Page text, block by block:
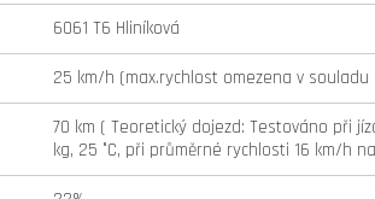
6061 T6 Hliníková
25 km/h (max.rychlost omezena v
70 km ( Teoretický dojezd: Testováno při
kg, 25 °C, při průměrné rychlosti 16 km/h